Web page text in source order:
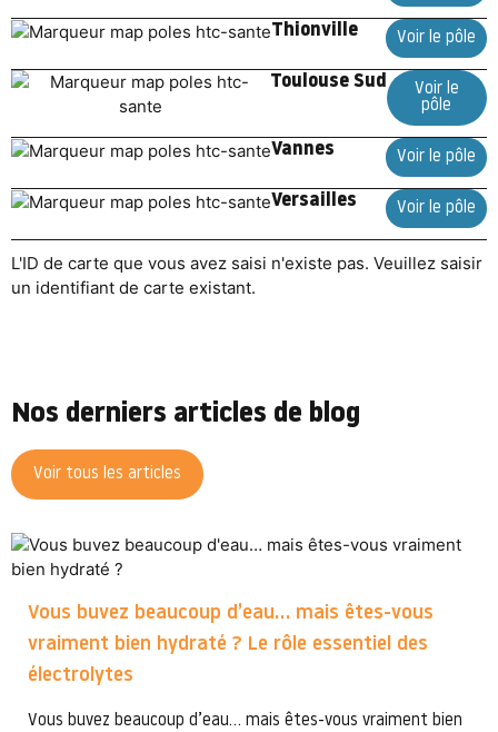
Thionville Voir le pôle
Toulouse Sud
Voir le
pôle
Vannes Voir le pôle
Versailles Voir le pôle
L'ID de carte que vous avez saisi n'existe pas. Veuillez saisir
un identifiant de carte existant.
Nos derniers articles de blog
Voir tous les articles
Vous buvez beaucoup d’eau… mais êtes-vous
vraiment bien hydraté ? Le rôle essentiel des
électrolytes
Vous buvez beaucoup d’eau… mais êtes-vous vraiment bien